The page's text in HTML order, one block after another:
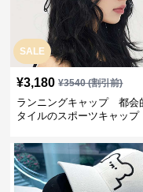
SALE
¥3,180 ¥3540(割引前)
ランニングキャップ 都会
タイルのスポーツキャップ